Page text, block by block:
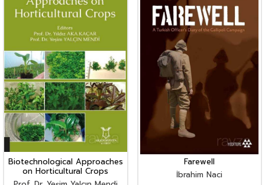
Biotechnological Approaches
on Horticultural Crops
Farewell
İbrahim Naci